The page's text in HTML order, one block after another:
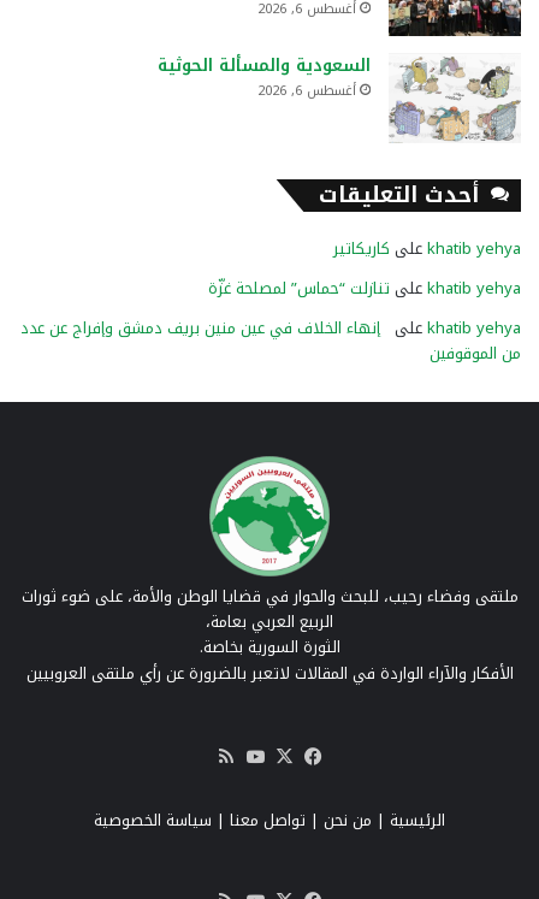
أغسطس 6, 2026
السعودية والمسألة الحوثية
أغسطس 6, 2026
أحدث التعليقات
khatib yehyaعلى كاريكاتير
khatib yehyaعلى تنازلت “حماس” لمصلحة غزّة
khatib yehyaعلى إنهاء الخلاف في عين منين بريف دمشق وإفراج عن عدد
من الموقوفين
ملتقى وفضاء رحيب، للبحث والحوار في قضايا الوطن والأمة، على ضوء ثورات
الربيع العربي بعامة،
الثورة السورية بخاصة.
الأفكار والآراء الواردة في المقالات لاتعبر بالضرورة عن رأي ملتقى العروبيين
فيسبوك
‫X
‫YouTube
RSS
الرئيسية | من نحن | تواصل معنا | سياسة الخصوصية